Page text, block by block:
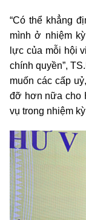
“Có thể khẳng
mình ở nhiệm
lực của mỗi hội
chính quyền”,
muốn các cấp
đỡ hơn nữa cho
vụ trong nhiệm